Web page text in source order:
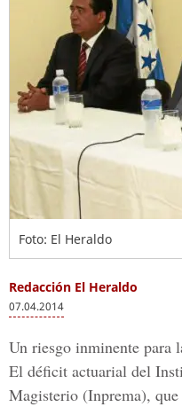
Foto: El Heraldo
Redacción El Heraldo
07.04.2014
Un riesgo inminente para
El déficit actuarial del
Magisterio (Inprema),